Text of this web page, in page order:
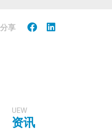
分享
UEW
资讯